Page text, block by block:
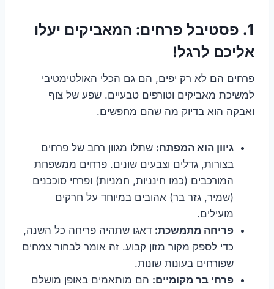
1. פסטיבל פרחים: המאביקים יעלו
אליכם לרגל!
פרחים הם לא רק יפים, הם גם הכלי האולטימטיבי
למשיכת מאביקים וטורפים טבעיים. שפע של צוף
ואבקה הוא בדיוק מה שהם מחפשים.
גיוון הוא המפתח: שתלו מגוון רחב של פרחים
בצורות, גדלים וצבעים שונים. פרחים ממשפחת
המורכבים (כמו חינניות, חמניות) ופרחי סוככנים
(שמיר, גזר בר) אהובים במיוחד על חרקים
מועילים.
פריחה מתמשכת: דאגו שתהיה פריחה כל השנה,
כדי לספק מקור מזון קבוע. זה אומר לבחור צמחים
שפורחים בעונות שונות.
פרחי בר מקומיים: הם מותאמים באופן מושלם